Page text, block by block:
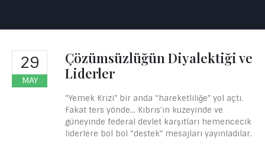
29
MAY
Çözümsüzlüğün Diyalektiği ve
Liderler
“Yemek Krizi” bir anda “hareketliliğe” yol açtı.
Fakat ters yönde… Kıbrıs’ın kuzeyinde ve
güneyinde federal devlet karşıtları hemencecik
liderlere bol bol “destek” mesajları yayınladılar.